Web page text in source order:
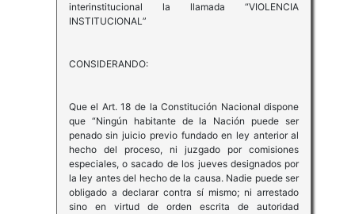
interinstitucional la llamada “VIOLENCIA
INSTITUCIONAL”
CONSIDERANDO:
Que el Art. 18 de la Constitución Nacional dispone
que “Ningún habitante de la Nación puede ser
penado sin juicio previo fundado en ley anterior al
hecho del proceso, ni juzgado por comisiones
especiales, o sacado de los jueves designados por
la ley antes del hecho de la causa. Nadie puede ser
obligado a declarar contra sí mismo; ni arrestado
sino en virtud de orden escrita de autoridad